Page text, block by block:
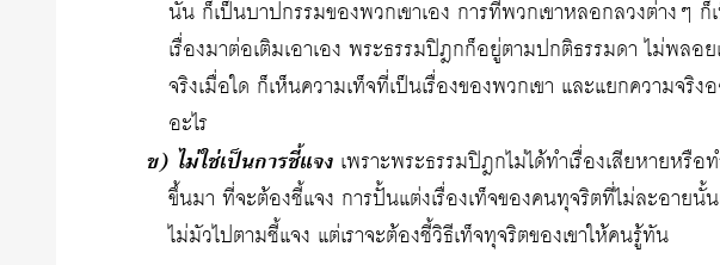
นั้น ก็เป็นบาปกรรมของพวกเขาเอง การที่พวกเขาหลอกลวงต่างๆ
เรื่องมาต่อเติมเอาเอง พระธรรมปิฎกก็อยู่ตามปกติธรรมดา ไม่พลอ
จริงเมื่อใด ก็เห็นความเท็จที่เป็นเรื่องของพวกเขา และแยกความจริ
อะไร
ข) ไม่ใช่เป็นการชี้แจง เพราะพระธรรมปิฎกไม่ได้ทำเรื่องเสียหายหรื
ขึ้นมา ที่จะต้องชี้แจง การปั้นแต่งเรื่องเท็จของคนทุจริตที่ไม่ละอายนั้
ไม่มัวไปตามชี้แจง แต่เราจะต้องชี้วิธีเท็จทุจริตของเขาให้คนรู้ทัน